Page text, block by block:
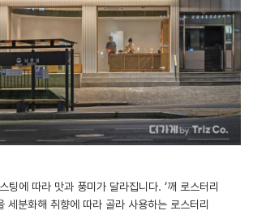
팅에 따라 맛과 풍미가 달라집니다. ‘깨 로스터리
세분화해 취향에 따라 골라 사용하는 로스터리